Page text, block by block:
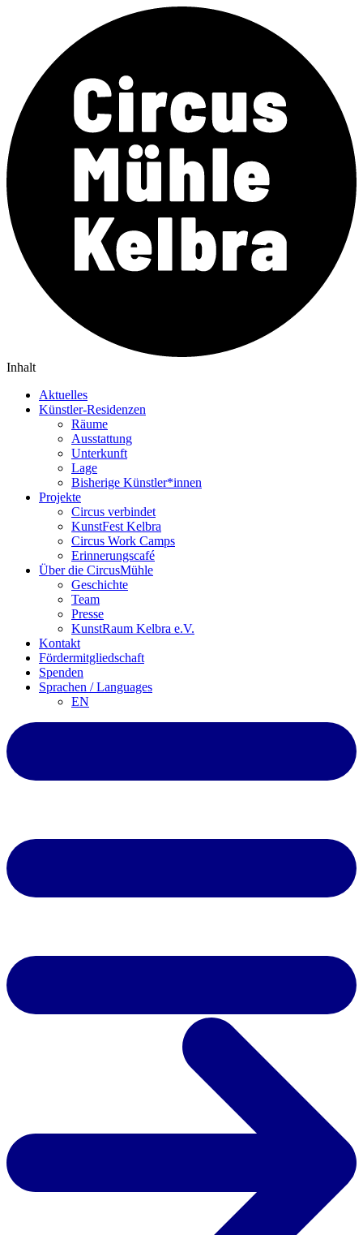
Inhalt
Aktuelles
Künstler-Residenzen
Räume
Ausstattung
Unterkunft
Lage
Bisherige Künstler*innen
Projekte
Circus verbindet
KunstFest Kelbra
Circus Work Camps
Erinnerungscafé
Über die CircusMühle
Geschichte
Team
Presse
KunstRaum Kelbra e.V.
Kontakt
Fördermitgliedschaft
Spenden
Sprachen / Languages
EN